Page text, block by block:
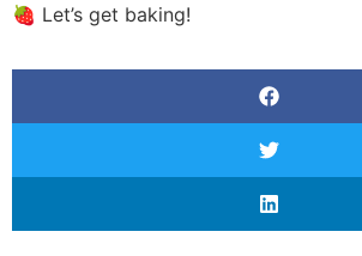
🍓 Let’s get baking!